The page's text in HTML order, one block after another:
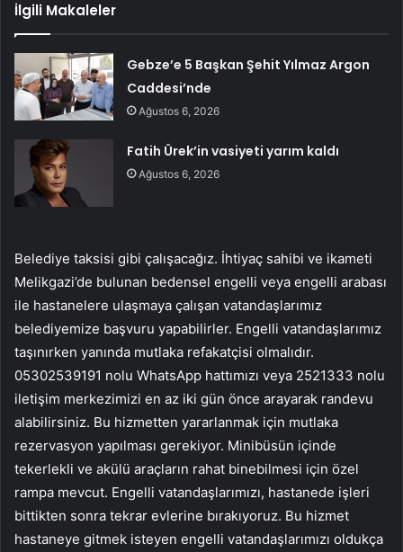
İlgili Makaleler
Gebze’e 5 Başkan Şehit Yılmaz Argon
Caddesi’nde
Ağustos 6, 2026
Fatih Ürek’in vasiyeti yarım kaldı
Ağustos 6, 2026
Belediye taksisi gibi çalışacağız. İhtiyaç sahibi ve ikameti
Melikgazi’de bulunan bedensel engelli veya engelli arabası
ile hastanelere ulaşmaya çalışan vatandaşlarımız
belediyemize başvuru yapabilirler. Engelli vatandaşlarımız
taşınırken yanında mutlaka refakatçisi olmalıdır.
05302539191 nolu WhatsApp hattımızı veya 2521333 nolu
iletişim merkezimizi en az iki gün önce arayarak randevu
alabilirsiniz. Bu hizmetten yararlanmak için mutlaka
rezervasyon yapılması gerekiyor. Minibüsün içinde
tekerlekli ve akülü araçların rahat binebilmesi için özel
rampa mevcut. Engelli vatandaşlarımızı, hastanede işleri
bittikten sonra tekrar evlerine bırakıyoruz. Bu hizmet
hastaneye gitmek isteyen engelli vatandaşlarımızı oldukça